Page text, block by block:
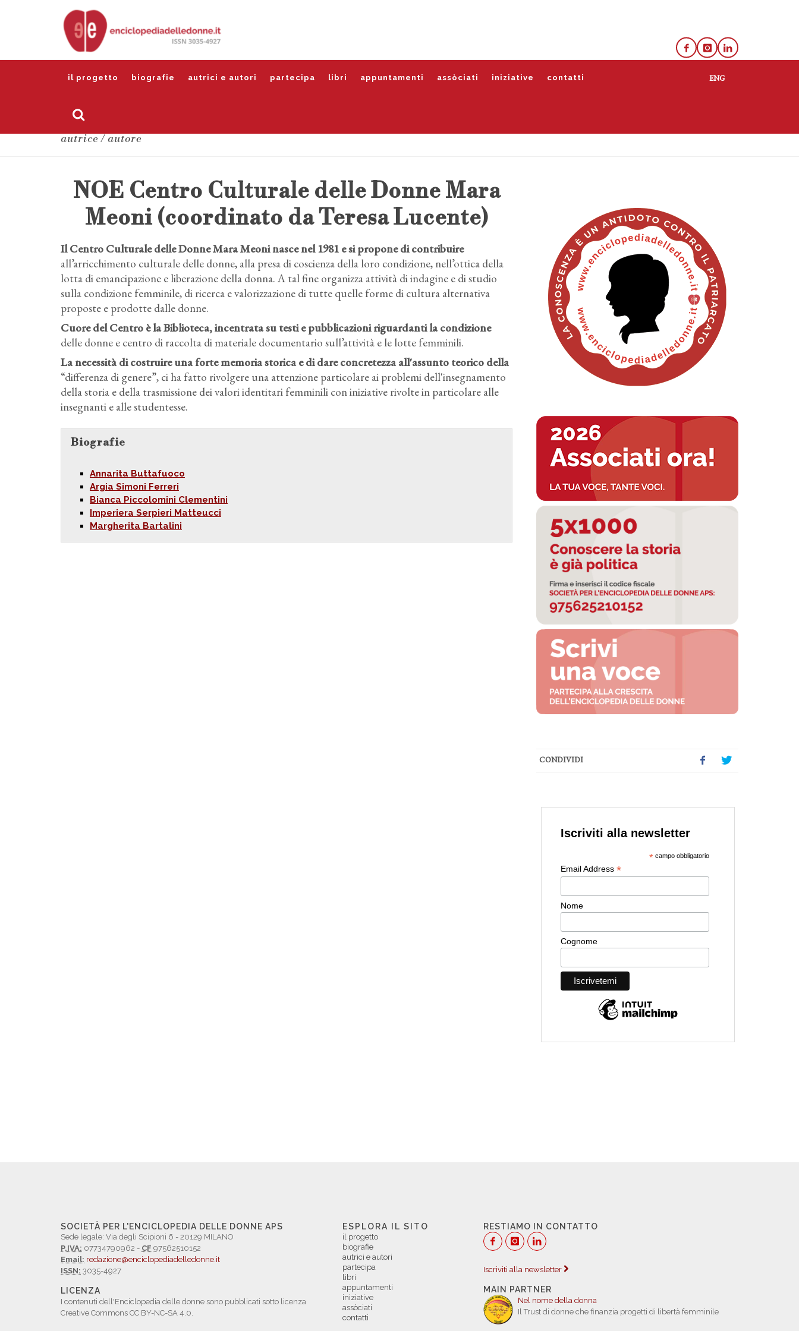
il progetto biografie autrici e autori partecipa libri appuntamenti assòciati iniziative contatti
autrice / autore
CONDIVIDI
NOE Centro Culturale delle Donne Mara
Meoni (coordinato da Teresa Lucente)
Il Centro Culturale delle Donne Mara Meoni nasce nel 1981 e si propone di contribuire
all’arricchimento culturale delle donne, alla presa di coscienza della loro condizione, nell’ottica della
lotta di emancipazione e liberazione della donna. A tal fine organizza attività di indagine e di studio
sulla condizione femminile, di ricerca e valorizzazione di tutte quelle forme di cultura alternativa
proposte e prodotte dalle donne.
Cuore del Centro è la Biblioteca, incentrata su testi e pubblicazioni riguardanti la condizione
delle donne e centro di raccolta di materiale documentario sull’attività e le lotte femminili.
La necessità di costruire una forte memoria storica e di dare concretezza all'assunto teorico della
“differenza di genere”, ci ha fatto rivolgere una attenzione particolare ai problemi dell'insegnamento
della storia e della trasmissione dei valori identitari femminili con iniziative rivolte in particolare alle
insegnanti e alle studentesse.
Biografie
Annarita Buttafuoco
Argia Simoni Ferreri
Bianca Piccolomini Clementini
Imperiera Serpieri Matteucci
Margherita Bartalini
SOCIETÀ PER L'ENCICLOPEDIA DELLE DONNE APS
Sede legale: Via degli Scipioni 6 - 20129 MILANO
P.IVA: 07734790962 - CF 97562510152
Email: redazione@enciclopediadelledonne.it
ISSN: 3035-4927
LICENZA
I contenuti dell'Enciclopedia delle donne sono pubblicati sotto licenza
Creative Commons CC BY-NC-SA 4.0.
ESPLORA IL SITO
il progetto
biografie
autrici e autori
partecipa
libri
appuntamenti
iniziative
assòciati
contatti
RESTIAMO IN CONTATTO
Iscriviti alla newsletter
MAIN PARTNER
Nel nome della donna
Il Trust di donne che finanzia progetti di libertà femminile